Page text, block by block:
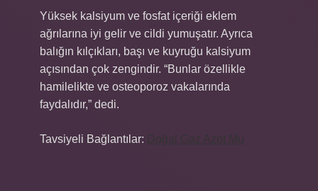
Yüksek kalsiyum ve fosfat içeriği eklem
ağrılarına iyi gelir ve cildi yumuşatır. Ayrıca
balığın kılçıkları, başı ve kuyruğu kalsiyum
açısından çok zengindir. “Bunlar özellikle
hamilelikte ve osteoporoz vakalarında
faydalıdır,” dedi.
Tavsiyeli Bağlantılar: